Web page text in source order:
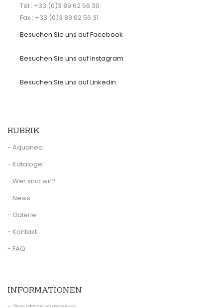
Tél : +33 (0)3 89 62 56 30
Fax : +33 (0)3 89 62 56 31
Besuchen Sie uns aufFacebook
Besuchen Sie uns auf Instagram
Besuchen Sie uns auf Linkedin
RUBRIK
- Aquaneo
- Kataloge
- Wer sind wir?
- News
- Galerie
- Kontakt
- FAQ
INFORMATIONEN